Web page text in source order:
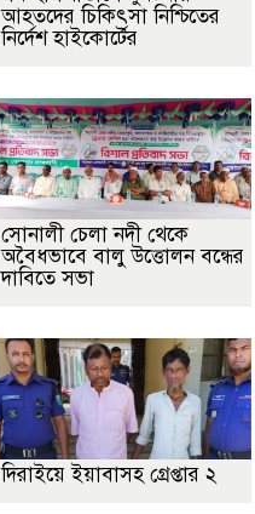
আহতদের চিকিৎসা নিশ্চিতের
নির্দেশ হাইকোর্টের
সোনালী চেলা নদী থেকে
অবৈধভাবে বালু উত্তোলন বন্ধের
দাবিতে সভা
দিরাইয়ে ইয়াবাসহ গ্রেপ্তার ২